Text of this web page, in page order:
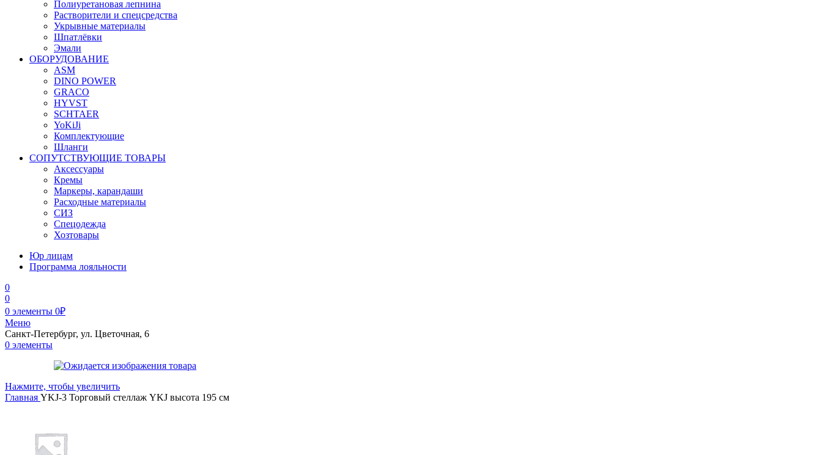
Полиуретановая лепнина
Растворители и спецсредства
Укрывные материалы
Шпатлёвки
Эмали
ОБОРУДОВАНИЕ
ASM
DINO POWER
GRACO
HYVST
SCHTAER
YoKiJi
Комплектующие
Шланги
СОПУТСТВУЮЩИЕ ТОВАРЫ
Аксессуары
Кремы
Маркеры, карандаши
Расходные материалы
СИЗ
Спецодежда
Хозтовары
Юр лицам
Программа лояльности
0
0
0 элементы 0₽
Меню
Санкт-Петербург, ул. Цветочная, 6
0 элементы
Нажмите, чтобы увеличить
Главная YKJ-3 Торговый стеллаж YKJ высота 195 см